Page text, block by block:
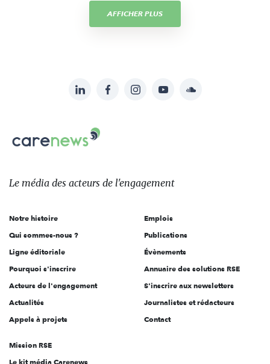
AFFICHER PLUS
sur:
LinkedInFacebookInstagramYouTubeSoundcloud
Carenews,
Le
des
l'engagement
Le média des acteurs de l'engagement
Notre histoire
Qui sommes-nous ?
Ligne éditoriale
Pourquoi s'inscrire
Acteurs de l'engagement
Actualités
Appels à projets
Emplois
Publications
Évènements
Annuaire des solutions RSE
S'inscrire aux newsletters
Journalistes et rédacteurs
Contact
Mission RSE
Le kit média Carenews